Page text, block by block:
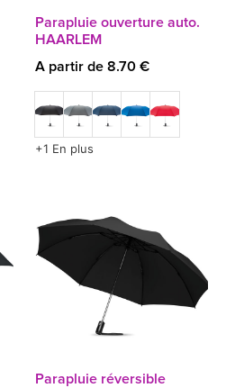
Parapluie ouverture auto.
HAARLEM
A partir de 8.70 €
+1 En plus
Parapluie réversible